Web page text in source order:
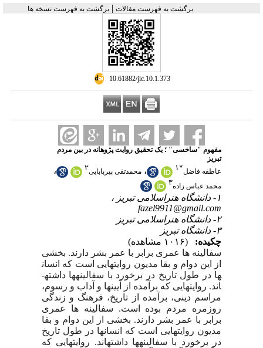
برگشت به فهرست مقالات | برگشت به فهرست نسخه ها
‎ 10.61882/jic.10.1.373
مفهوم "ساخسی" ؛ یک تحقیق روایت پژوهانه در بین مردم
تبریز
عاطفه فاضل*۱ ، محمدتقی پیربابایی۲ ،
محمد عباس زاده۳
۱- دانشگاه هنراسلامی تبریز ،
fazel9911@gmail.com
۲- دانشگاه هنراسلامی تبریز
۳- دانشگاه تبریز
چکیده:
(۱۰۱۶ مشاهده)
سفالینه ها عمری برابر با عمر بشر دارند. بخشی
از این دوام و بقا مدیون روایت­هایی است که انسان
ها در طول تاریخ در برخورد با سفالینهها داشته­
اند. روایت­هایی که برآمده از آیین­ها و آداب و رسوم،
مراسم دینی، برآمده از تاریخ، فرهنگ و زندگی
روزمره مردم بوده است. سفالینه ها عمری
برابر با عمر بشر دارند. بخشی از این دوام و بقا
مدیون روایت­هایی است که انسانها در طول تاریخ
در برخورد با سفالینهها داشته­اند. روایت­هایی که